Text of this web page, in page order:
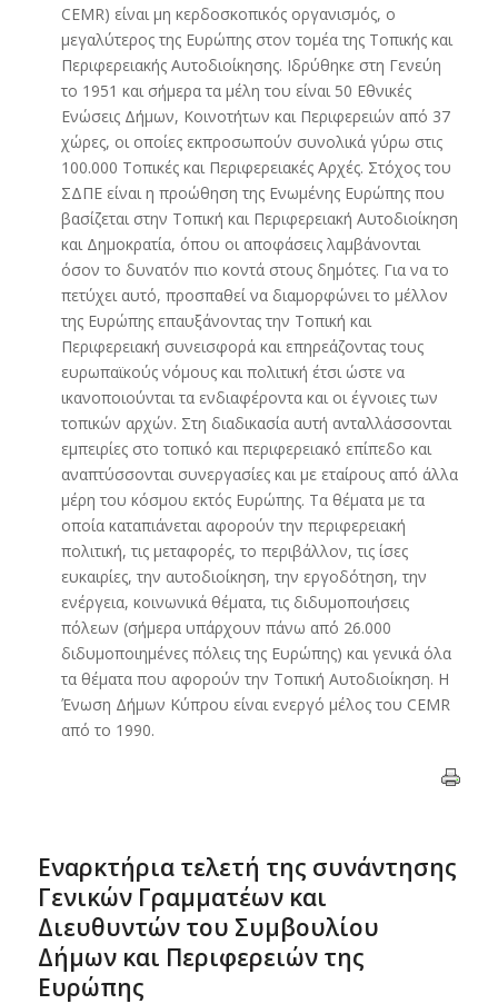
CEMR) είναι μη κερδοσκοπικός οργανισμός, ο
μεγαλύτερος της Ευρώπης στον τομέα της Τοπικής και
Περιφερειακής Αυτοδιοίκησης. Ιδρύθηκε στη Γενεύη
το 1951 και σήμερα τα μέλη του είναι 50 Εθνικές
Ενώσεις Δήμων, Κοινοτήτων και Περιφερειών από 37
χώρες, οι οποίες εκπροσωπούν συνολικά γύρω στις
100.000 Τοπικές και Περιφερειακές Αρχές. Στόχος του
ΣΔΠΕ είναι η προώθηση της Ενωμένης Ευρώπης που
βασίζεται στην Τοπική και Περιφερειακή Αυτοδιοίκηση
και Δημοκρατία, όπου οι αποφάσεις λαμβάνονται
όσον το δυνατόν πιο κοντά στους δημότες. Για να το
πετύχει αυτό, προσπαθεί να διαμορφώνει το μέλλον
της Ευρώπης επαυξάνοντας την Τοπική και
Περιφερειακή συνεισφορά και επηρεάζοντας τους
ευρωπαϊκούς νόμους και πολιτική έτσι ώστε να
ικανοποιούνται τα ενδιαφέροντα και οι έγνοιες των
τοπικών αρχών. Στη διαδικασία αυτή ανταλλάσσονται
εμπειρίες στο τοπικό και περιφερειακό επίπεδο και
αναπτύσσονται συνεργασίες και με εταίρους από άλλα
μέρη του κόσμου εκτός Ευρώπης. Τα θέματα με τα
οποία καταπιάνεται αφορούν την περιφερειακή
πολιτική, τις μεταφορές, το περιβάλλον, τις ίσες
ευκαιρίες, την αυτοδιοίκηση, την εργοδότηση, την
ενέργεια, κοινωνικά θέματα, τις διδυμοποιήσεις
πόλεων (σήμερα υπάρχουν πάνω από 26.000
διδυμοποιημένες πόλεις της Ευρώπης) και γενικά όλα
τα θέματα που αφορούν την Τοπική Αυτοδιοίκηση. H
Ένωση Δήμων Κύπρου είναι ενεργό μέλος του CEMR
από το 1990.
Εναρκτήρια τελετή της συνάντησης
Γενικών Γραμματέων και
Διευθυντών του Συμβουλίου
Δήμων και Περιφερειών της
Ευρώπης